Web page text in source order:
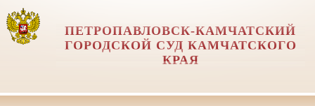
ПЕТРОПАВЛОВСК-КАМЧАТСКИЙ
ГОРОДСКОЙ СУД КАМЧАТСКОГО
КРАЯ